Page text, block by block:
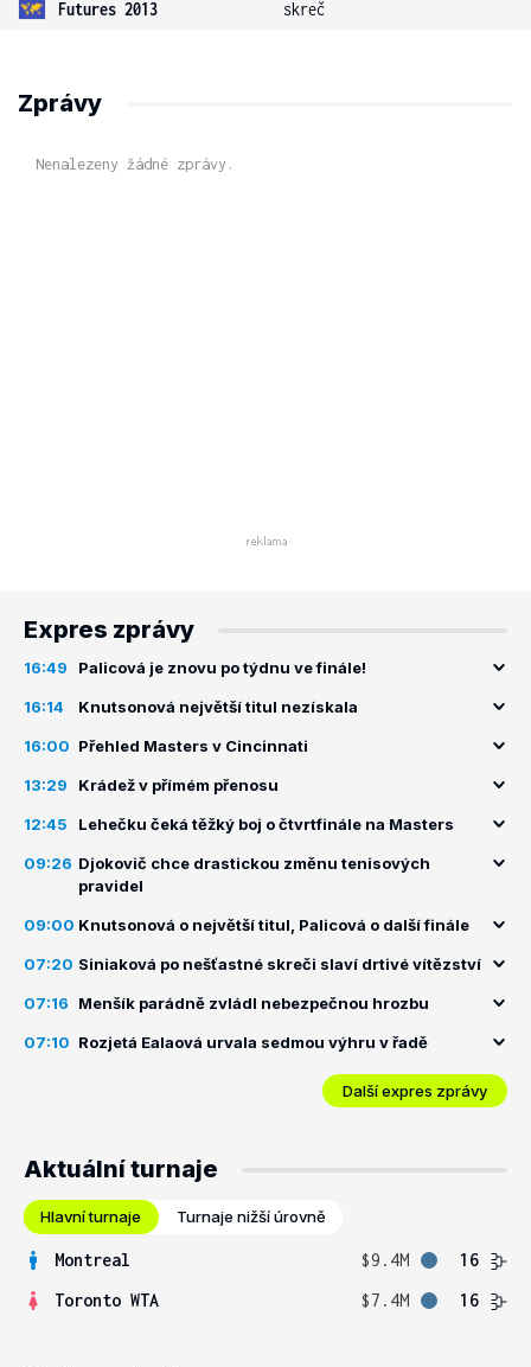
Futures 2013 skreč
Zprávy
Nenalezeny žádné zprávy.
Expres zprávy
16:49 Palicová je znovu po týdnu ve finále!
16:14 Knutsonová největší titul nezískala
16:00 Přehled Masters v Cincinnati
13:29 Krádež v přímém přenosu
12:45 Lehečku čeká těžký boj o čtvrtfinále na Masters
09:26 Djokovič chce drastickou změnu tenisových
pravidel
09:00 Knutsonová o největší titul, Palicová o další finále
07:20 Siniaková po nešťastné skreči slaví drtivé vítězství
07:16 Menšík parádně zvládl nebezpečnou hrozbu
07:10 Rozjetá Ealaová urvala sedmou výhru v řadě
Další expres zprávy
Aktuální turnaje
Hlavní turnaje Turnaje nižší úrovně
Montreal $9.4M
16
Toronto WTA
$7.4M 16